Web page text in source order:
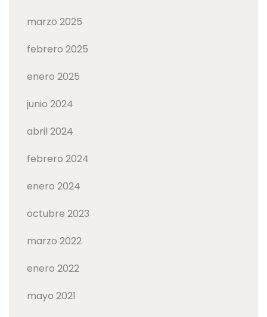
marzo 2025
febrero 2025
enero 2025
junio 2024
abril 2024
febrero 2024
enero 2024
octubre 2023
marzo 2022
enero 2022
mayo 2021